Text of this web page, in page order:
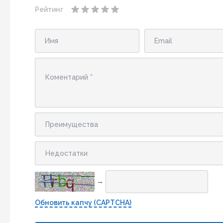
Рейтинг
→
Обновить капчу (CAPTCHA)